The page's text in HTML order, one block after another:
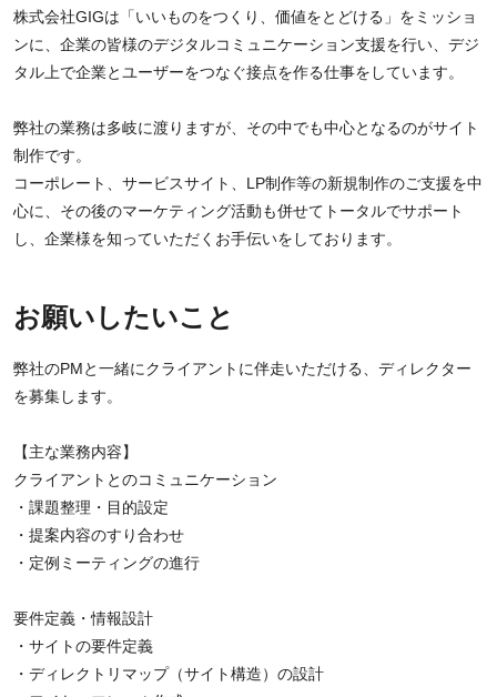
株式会社GIGは「いいものをつくり、価値をとどける」をミッショ
ンに、企業の皆様のデジタルコミュニケーション支援を行い、デジ
タル上で企業とユーザーをつなぐ接点を作る仕事をしています。
弊社の業務は多岐に渡りますが、その中でも中心となるのがサイト
制作です。
コーポレート、サービスサイト、LP制作等の新規制作のご支援を中
心に、その後のマーケティング活動も併せてトータルでサポート
し、企業様を知っていただくお手伝いをしております。
お願いしたいこと
弊社のPMと一緒にクライアントに伴走いただける、ディレクター
を募集します。
【主な業務内容】
クライアントとのコミュニケーション
・課題整理・目的設定
・提案内容のすり合わせ
・定例ミーティングの進行
要件定義・情報設計
・サイトの要件定義
・ディレクトリマップ（サイト構造）の設計